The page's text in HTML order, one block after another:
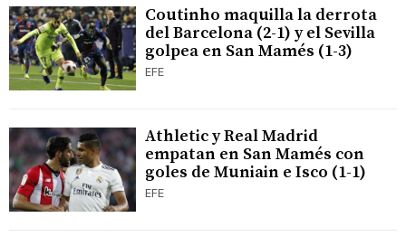
Coutinho maquilla la derrota
del Barcelona (2-1) y el Sevilla
golpea en San Mamés (1-3)
EFE
Athletic y Real Madrid
empatan en San Mamés con
goles de Muniain e Isco (1-1)
EFE